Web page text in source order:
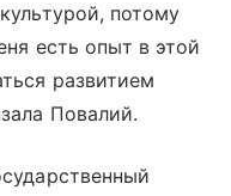
потому
есть опыт в этой
развитием
Повалий.